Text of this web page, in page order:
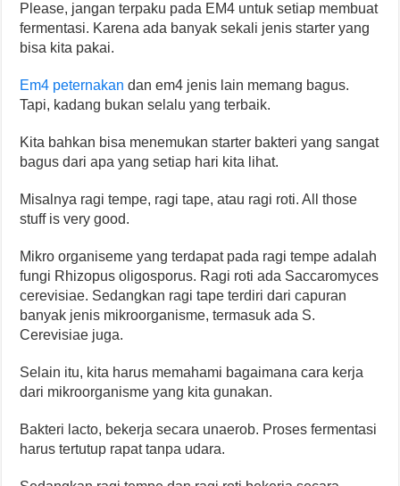
Please, jangan terpaku pada EM4 untuk setiap membuat
fermentasi. Karena ada banyak sekali jenis starter yang
bisa kita pakai.
Em4 peternakandan em4 jenis lain memang bagus.
Tapi, kadang bukan selalu yang terbaik.
Kita bahkan bisa menemukan starter bakteri yang sangat
bagus dari apa yang setiap hari kita lihat.
Misalnya ragi tempe, ragi tape, atau ragi roti. All those
stuff is very good.
Mikro organiseme yang terdapat pada ragi tempe adalah
fungi Rhizopus oligosporus. Ragi roti ada Saccaromyces
cerevisiae. Sedangkan ragi tape terdiri dari capuran
banyak jenis mikroorganisme, termasuk ada S.
Cerevisiae juga.
Selain itu, kita harus memahami bagaimana cara kerja
dari mikroorganisme yang kita gunakan.
Bakteri lacto, bekerja secara unaerob. Proses fermentasi
harus tertutup rapat tanpa udara.